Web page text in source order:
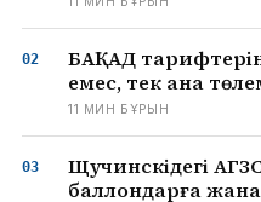
БАҚАД
емес, тек қана
11 МИН БҰРЫН
Щучинскідегі
баллондарға